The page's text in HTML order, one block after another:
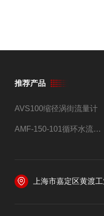
推荐产品
AVS100缩径涡街流量计
AMF-150-101循环水流量计,电磁流量计
上海市嘉定区黄渡